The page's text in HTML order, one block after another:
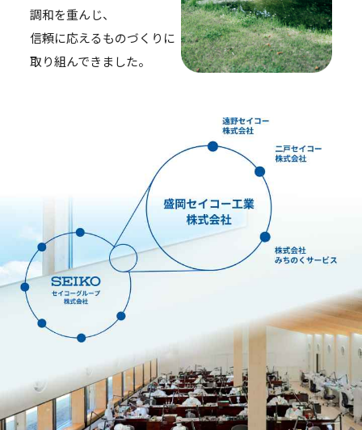
調和を重んじ、
信頼に応えるものづくりに
取り組んできました。